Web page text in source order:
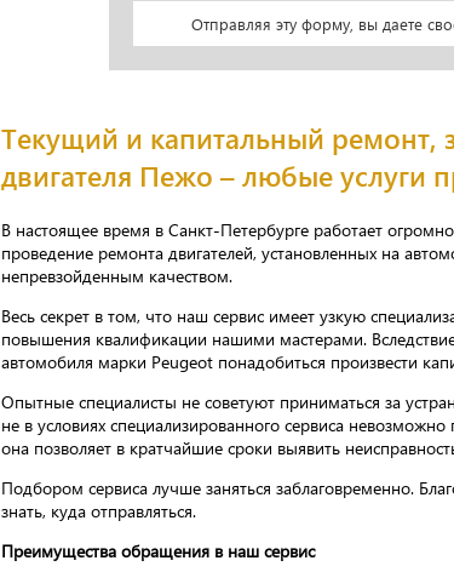
Отправляя эту форму, вы даете
Текущий и капитальный ремонт,
двигателя Пежо – любые услуги
В настоящее время в Санкт-Петербурге работает
проведение ремонта двигателей, установленных на
непревзойденным качеством.
Весь секрет в том, что наш сервис имеет узкую
повышения квалификации нашими мастерами.
автомобиля марки Peugeot понадобиться произвести
Опытные специалисты не советуют приниматься за
не в условиях специализированного сервиса
она позволяет в кратчайшие сроки выявить
Подбором сервиса лучше заняться заблаговременно.
знать, куда отправляться.
Преимущества обращения в наш сервис